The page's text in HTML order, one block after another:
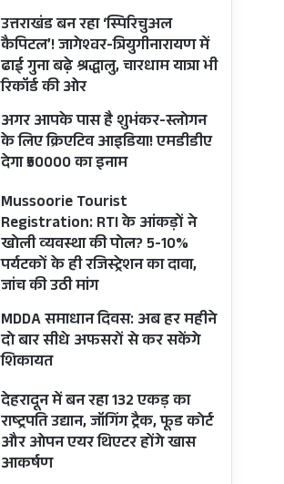
उत्तराखंड बन रहा ‘स्पिरिचुअल
कैपिटल’! जागेश्वर-त्रियुगीनारायण में
ढाई गुना बढ़े श्रद्धालु, चारधाम यात्रा भी
रिकॉर्ड की ओर
अगर आपके पास है शुभंकर-स्लोगन
के लिए क्रिएटिव आइडिया! एमडीडीए
देगा ₹50000 का इनाम
Mussoorie Tourist
Registration: RTI के आंकड़ों ने
खोली व्यवस्था की पोल? 5-10%
पर्यटकों के ही रजिस्ट्रेशन का दावा,
जांच की उठी मांग
MDDA समाधान दिवस: अब हर महीने
दो बार सीधे अफसरों से कर सकेंगे
शिकायत
देहरादून में बन रहा 132 एकड़ का
राष्ट्रपति उद्यान, जॉगिंग ट्रैक, फूड कोर्ट
और ओपन एयर थिएटर होंगे खास
आकर्षण